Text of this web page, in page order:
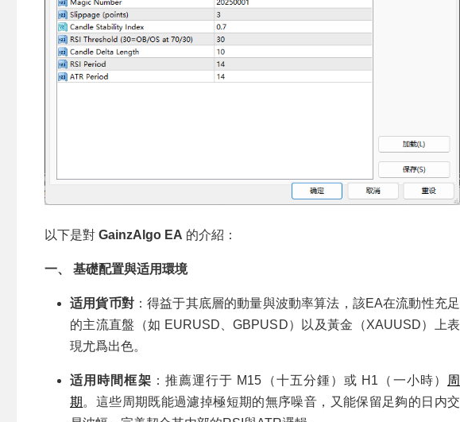
以下是對 GainzAlgo EA 的介紹：
一、 基礎配置與适用環境
适用貨币對：得益于其底層的動量與波動率算法，該EA在流動性充足
的主流直盤（如 EURUSD、GBPUSD）以及黃金（XAUUSD）上表
現尤爲出色。
适用時間框架 ：推薦運行于 M15（十五分鍾）或 H1（一小時）
周
期 。這些周期既能過濾掉極短期的無序噪音，又能保留足夠的日内交